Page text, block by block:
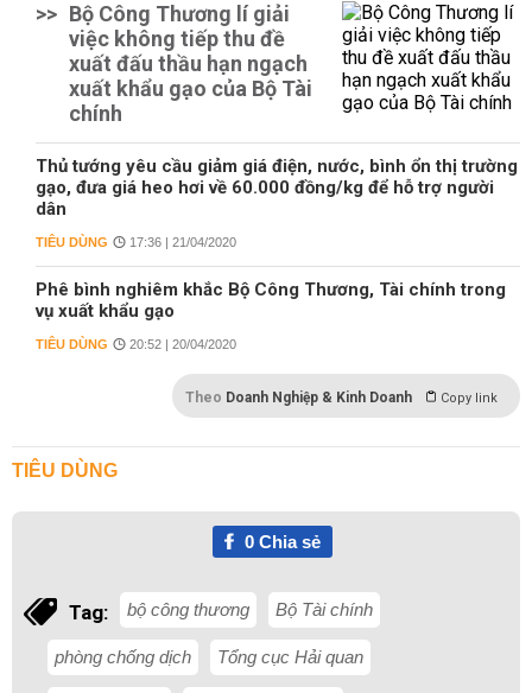
>> Bộ Công Thương lí giải
việc không tiếp thu đề
xuất đấu thầu hạn ngạch
xuất khẩu gạo của Bộ Tài
chính
Thủ tướng yêu cầu giảm giá điện, nước, bình ổn thị trường
gạo, đưa giá heo hơi về 60.000 đồng/kg để hỗ trợ người
dân
TIÊU DÙNG 17:36 | 21/04/2020
Phê bình nghiêm khắc Bộ Công Thương, Tài chính trong
vụ xuất khẩu gạo
TIÊU DÙNG 20:52 | 20/04/2020
Theo Doanh Nghiệp & Kinh Doanh Copy link
TIÊU DÙNG
0Chia sẻ
Tag: bộ công thương Bộ Tài chính
phòng chống dịch Tổng cục Hải quan